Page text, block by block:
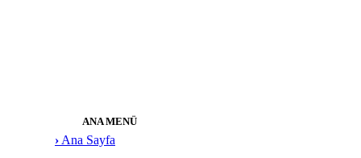
ANA MENÜ
› Ana Sayfa